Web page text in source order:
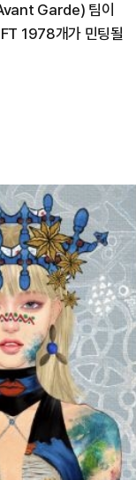
Garde) 팀이
1978개가 민팅될